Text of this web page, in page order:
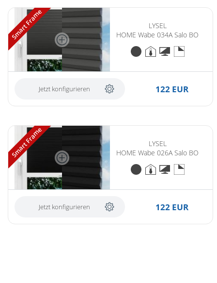
Smart Frame
LYSEL
HOME Wabe 034A Salo BO
Jetzt konfigurieren 122 EUR
Smart Frame
LYSEL
HOME Wabe 026A Salo BO
Jetzt konfigurieren 122 EUR